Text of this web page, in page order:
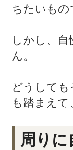
ちたいもの
しかし、
ん。
どうして
も踏まえ
周り